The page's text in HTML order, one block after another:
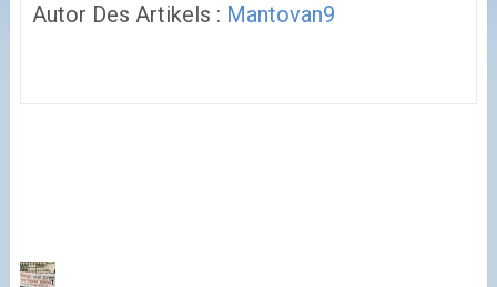
Autor Des Artikels : Mantovan9